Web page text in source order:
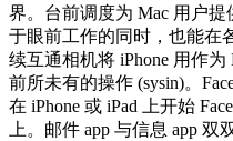
界。台前调度为 Mac 用户
于眼前工作的同时，也能在
续互通相机将 iPhone 用作
前所未有的操作 (sysin)。
在 iPhone 或 iPad 上开始
上。邮件 app 与信息 app